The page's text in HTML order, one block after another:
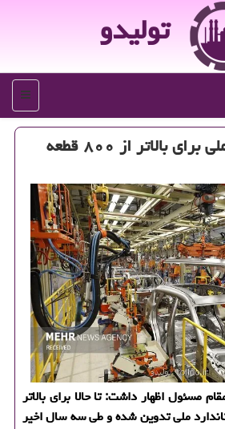
تولیدو
منو
تدوین استاندارد ملی برای بالاتر از ۸۰۰ قطعه
مسئول اظهار داشت: تا حالا برای بالاتر
استاندارد ملی تدوین شده و طی سه سال اخیر